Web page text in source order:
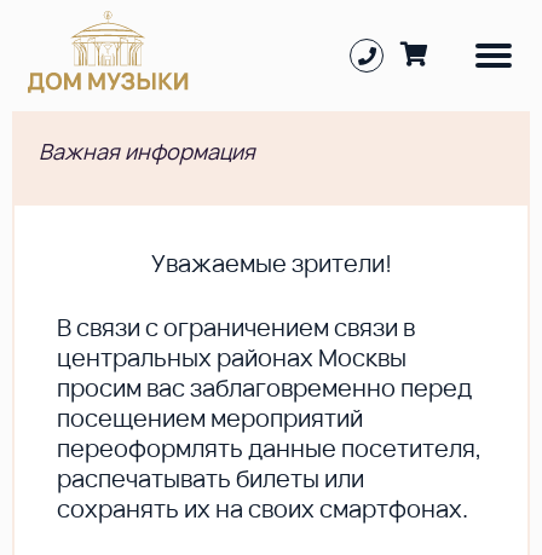
Важная информация
Уважаемые зрители!
В cвязи с ограничением связи в
центральных районах Москвы
просим вас заблаговременно перед
посещением мероприятий
переоформлять данные посетителя,
распечатывать билеты или
сохранять их на своих смартфонах.